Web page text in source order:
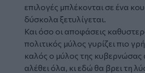
επιλογές μπλέκονται σε ένα
δύσκολα ξετυλίγεται.
Και όσο οι αποφάσεις
πολιτικός μύλος γυρίζει πιο
καλός ο μύλος της κυβερνώσας
αλέθει όλα, κι εδώ θα βρει τη